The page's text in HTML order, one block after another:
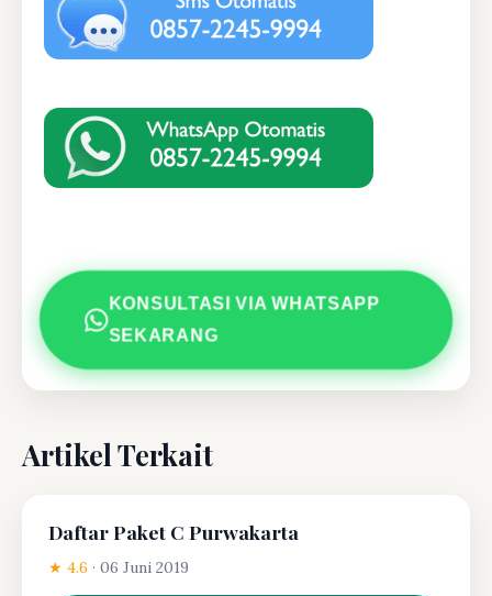
KONSULTASI VIA WHATSAPP
SEKARANG
Artikel Terkait
Daftar Paket C Purwakarta
★ 4.6 · 06 Juni 2019